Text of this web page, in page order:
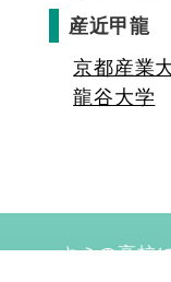
産近甲龍
京都産業
龍谷大学
キミの高校